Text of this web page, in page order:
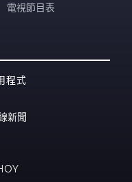
電視節目表
程式
新聞